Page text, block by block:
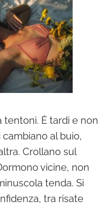
tentoni. È tardi e non
al buio,
Crollano sul
vicine, non
tenda. Si
tra risate